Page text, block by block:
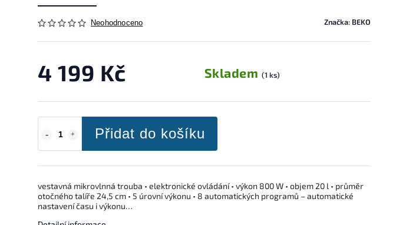
Neohodnoceno Značka: BEKO
4 199 Kč Skladem (1 ks)
Přidat do košíku
vestavná mikrovlnná trouba • elektronické ovládání • výkon 800 W • objem 20 l • průměr
otočného talíře 24,5 cm • 5 úrovní výkonu • 8 automatických programů – automatické
nastavení času i výkonu…